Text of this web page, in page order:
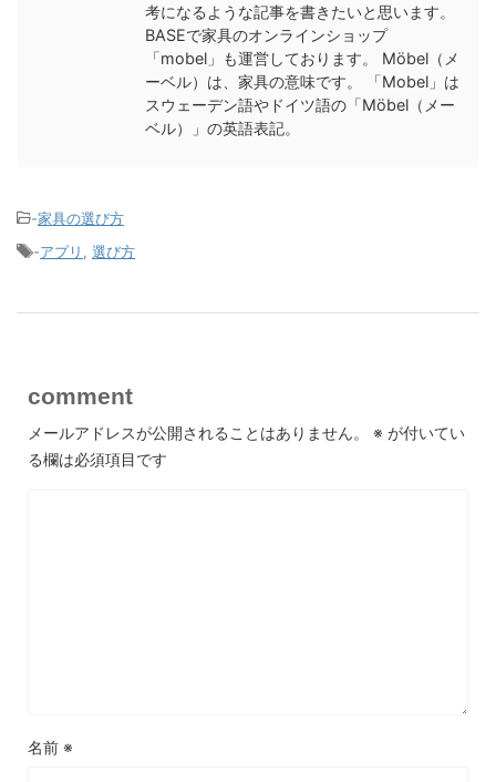
考になるような記事を書きたいと思います。
BASEで家具のオンラインショップ
「mobel」も運営しております。 Möbel（メ
ーベル）は、家具の意味です。 「Mobel」は
スウェーデン語やドイツ語の「Möbel（メー
ベル）」の英語表記。
-家具の選び方
-アプリ , 選び方
comment
メールアドレスが公開されることはありません。 ※ が付いてい
る欄は必須項目です
名前 ※